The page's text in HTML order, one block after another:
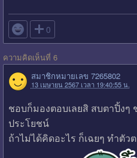
 0
ความคิดเห็นที่ 6
สมาชิกหมายเลข 7265802
13 เมษายน 2567 เวลา 19:40:55 น.
ชอบก็มองตอบเลยสิ สบตาปิ้ง
ประโยชน์
ถ้าไม่ได้คิดอะไร ก็เฉยๆ ทำตัว